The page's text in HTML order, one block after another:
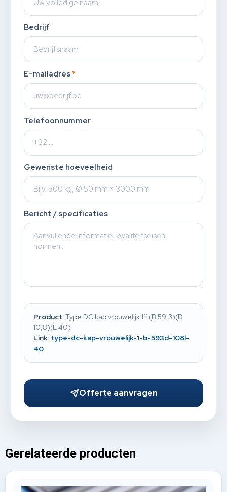
Bedrijf
E-mailadres *
Telefoonnummer
Gewenste hoeveelheid
Bericht / specificaties
Product:Type DC kap vrouwelijk 1’’ (B 59,3)(D
10,8)(L 40)
Link: type-dc-kap-vrouwelijk-1-b-593d-108l-
40
Offerte aanvragen
Gerelateerde producten